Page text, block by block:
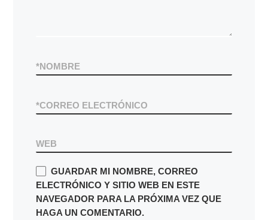
NOMBRE
*
CORREO ELECTRÓNICO
*
WEB
GUARDAR MI NOMBRE, CORREO
ELECTRÓNICO Y SITIO WEB EN ESTE
NAVEGADOR PARA LA PRÓXIMA VEZ QUE
HAGA UN COMENTARIO.